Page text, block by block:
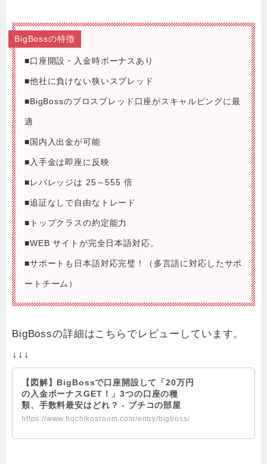
BigBossの特徴
■口座開設・入金時ボーナスあり
■他社に負けない狭いスプレッド
■BigBossのプロスプレッド口座がスキャルピングに最
適
■国内入出金が可能
■入手金は即座に反映
■レバレッジは 25～555 倍
■追証なしで自由なトレード
■トップクラスの約定能力
■WEB サイトが完全日本語対応。
■サポートも日本語対応完璧！（多言語に対応したサポ
ートチーム）
BigBossの詳細はこちらでレビューしています。
↓↓↓
【図解】BigBossで口座開設して「20万円
の入金ボーナスGET！」3つの口座の種
類、手数料最安はどれ？ - ブチコの部屋
https://www.buchikosroom.com/entry/bigboss/